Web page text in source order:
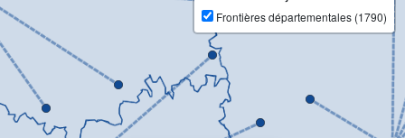
Frontières départementales (1790)